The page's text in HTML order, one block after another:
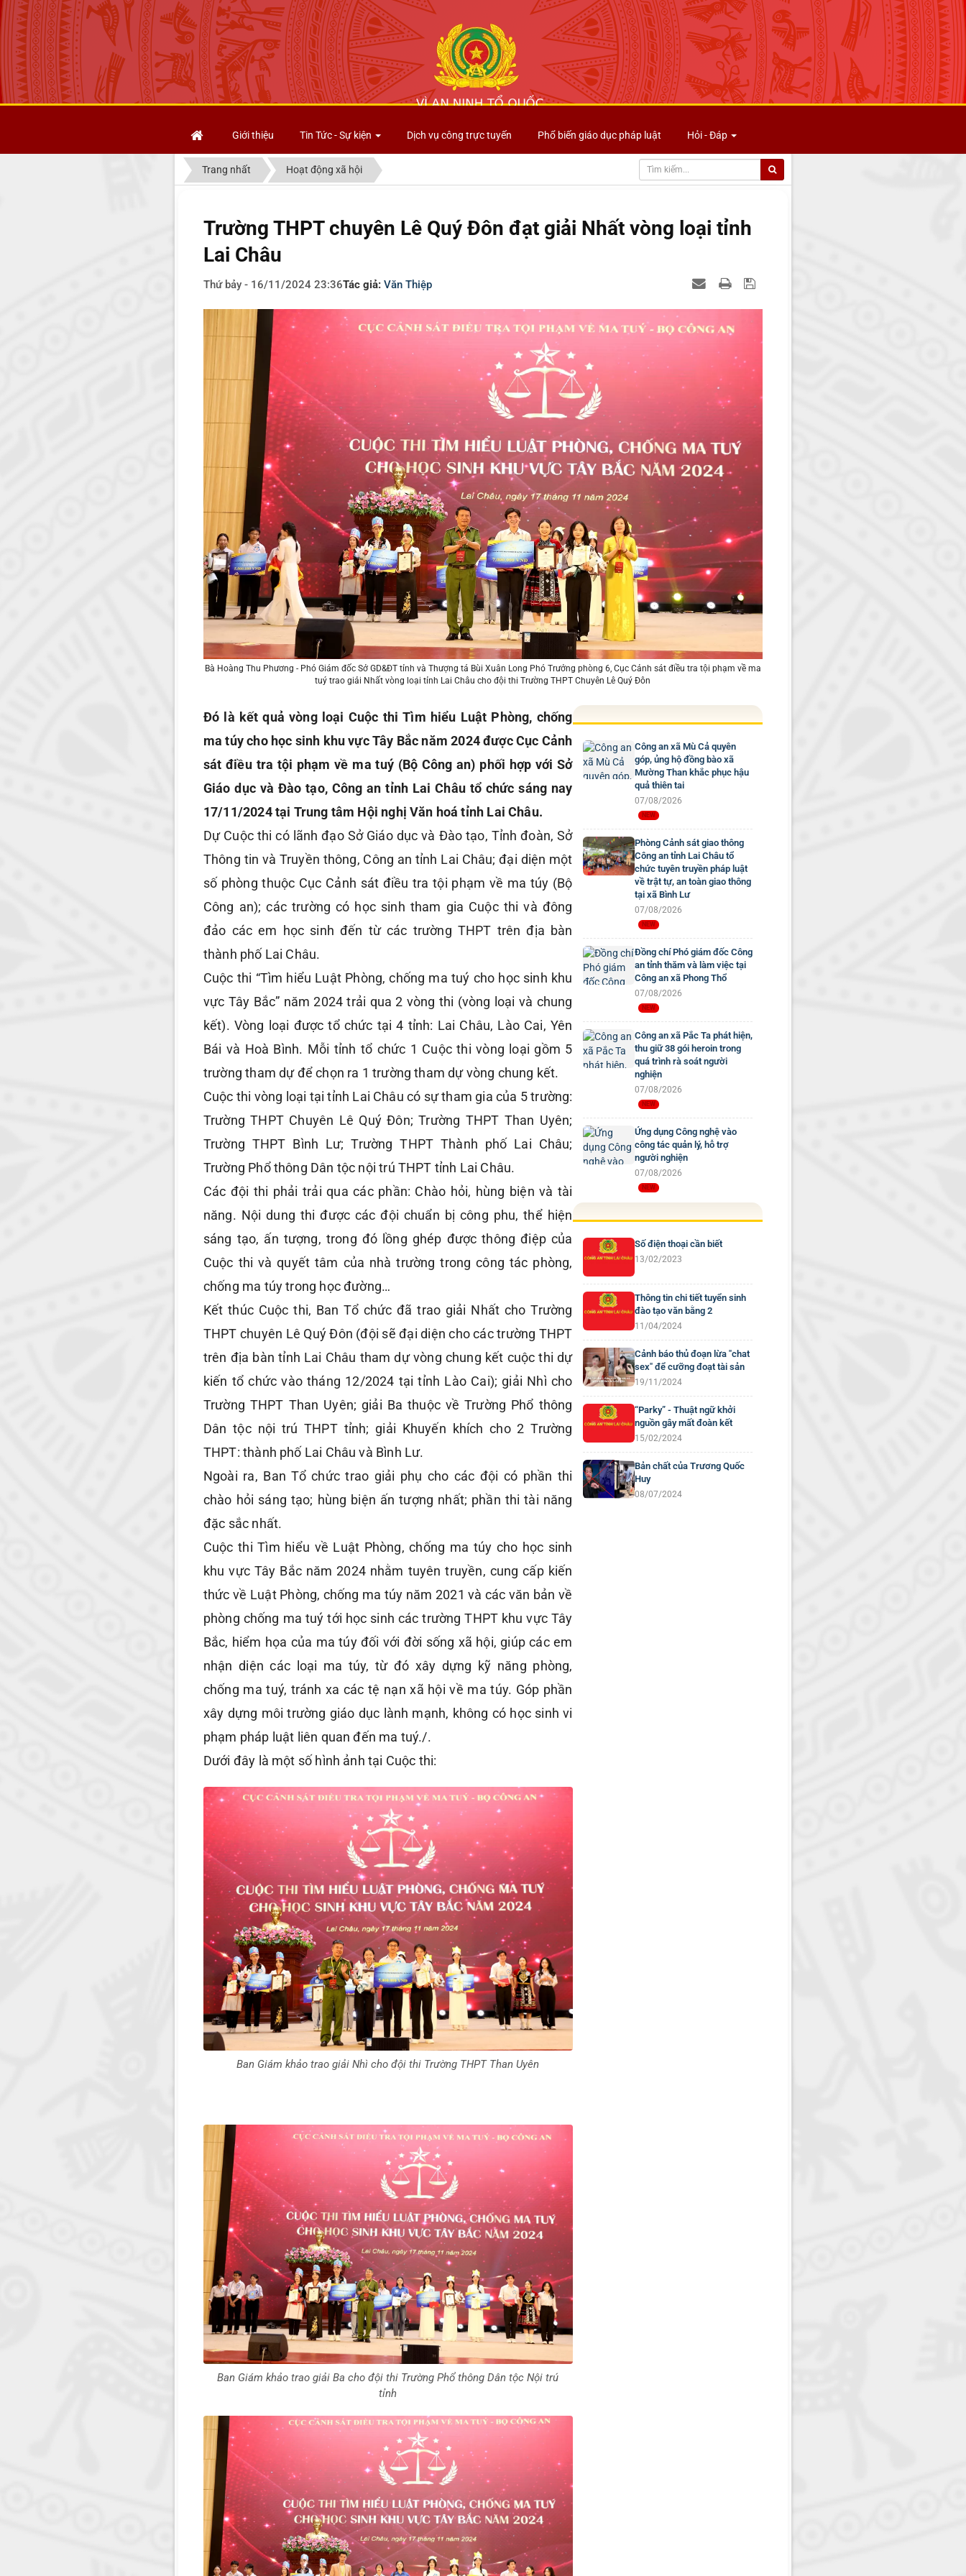
Giới thiệu
Tin Tức - Sự kiện Dịch vụ công trực tuyến Phổ biến giáo dục pháp luật Hỏi - Đáp
Trang nhất Hoạt động xã hội
Trường THPT chuyên Lê Quý Đôn đạt giải Nhất vòng loại tỉnh
Lai Châu
Thứ bảy - 16/11/2024 23:36Tác giả: Văn Thiệp
Bà Hoàng Thu Phương - Phó Giám đốc Sở GD&ĐT tỉnh và Thượng tá Bùi Xuân Long Phó Trưởng phòng 6, Cục Cảnh sát điều tra tội phạm về ma
tuý trao giải Nhất vòng loại tỉnh Lai Châu cho đội thi Trường THPT Chuyên Lê Quý Đôn
Đó là kết quả vòng loại Cuộc thi Tìm hiểu Luật Phòng, chống
ma túy cho học sinh khu vực Tây Bắc năm 2024 được Cục Cảnh
sát điều tra tội phạm về ma tuý (Bộ Công an) phối hợp với Sở
Giáo dục và Đào tạo, Công an tỉnh Lai Châu tổ chức sáng nay
17/11/2024 tại Trung tâm Hội nghị Văn hoá tỉnh Lai Châu.
Dự Cuộc thi có lãnh đạo Sở Giáo dục và Đào tạo, Tỉnh đoàn, Sở
Thông tin và Truyền thông, Công an tỉnh Lai Châu; đại diện một
số phòng thuộc Cục Cảnh sát điều tra tội phạm về ma túy (Bộ
Công an); các trường có học sinh tham gia Cuộc thi và đông
đảo các em học sinh đến từ các trường THPT trên địa bàn
thành phố Lai Châu.
Cuộc thi “Tìm hiểu Luật Phòng, chống ma tuý cho học sinh khu
vực Tây Bắc” năm 2024 trải qua 2 vòng thi (vòng loại và chung
kết). Vòng loại được tổ chức tại 4 tỉnh: Lai Châu, Lào Cai, Yên
Bái và Hoà Bình. Mỗi tỉnh tổ chức 1 Cuộc thi vòng loại gồm 5
trường tham dự để chọn ra 1 trường tham dự vòng chung kết.
Cuộc thi vòng loại tại tỉnh Lai Châu có sự tham gia của 5 trường:
Trường THPT Chuyên Lê Quý Đôn; Trường THPT Than Uyên;
Trường THPT Bình Lư; Trường THPT Thành phố Lai Châu;
Trường Phổ thông Dân tộc nội trú THPT tỉnh Lai Châu.
Các đội thi phải trải qua các phần: Chào hỏi, hùng biện và tài
năng. Nội dung thi được các đội chuẩn bị công phu, thể hiện
sáng tạo, ấn tượng, trong đó lồng ghép được thông điệp của
Cuộc thi và quyết tâm của nhà trường trong công tác phòng,
chống ma túy trong học đường…
Kết thúc Cuộc thi, Ban Tổ chức đã trao giải Nhất cho Trường
THPT chuyên Lê Quý Đôn (đội sẽ đại diện cho các trường THPT
trên địa bàn tỉnh Lai Châu tham dự vòng chung kết cuộc thi dự
kiến tổ chức vào tháng 12/2024 tại tỉnh Lào Cai); giải Nhì cho
Trường THPT Than Uyên; giải Ba thuộc về Trường Phổ thông
Dân tộc nội trú THPT tỉnh; giải Khuyến khích cho 2 Trường
THPT: thành phố Lai Châu và Bình Lư.
Ngoài ra, Ban Tổ chức trao giải phụ cho các đội có phần thi
chào hỏi sáng tạo; hùng biện ấn tượng nhất; phần thi tài năng
đặc sắc nhất.
Cuộc thi Tìm hiểu về Luật Phòng, chống ma túy cho học sinh
khu vực Tây Bắc năm 2024 nhằm tuyên truyền, cung cấp kiến
thức về Luật Phòng, chống ma túy năm 2021 và các văn bản về
phòng chống ma tuý tới học sinh các trường THPT khu vực Tây
Bắc, hiểm họa của ma túy đối với đời sống xã hội, giúp các em
nhận diện các loại ma túy, từ đó xây dựng kỹ năng phòng,
chống ma tuý, tránh xa các tệ nạn xã hội về ma túy. Góp phần
xây dựng môi trường giáo dục lành mạnh, không có học sinh vi
phạm pháp luật liên quan đến ma tuý./.
Dưới đây là một số hình ảnh tại Cuộc thi:
Ban Giám khảo trao giải Nhì cho đội thi Trường THPT Than Uyên
Ban Giám khảo trao giải Ba cho đội thi Trường Phổ thông Dân tộc Nội trú
tỉnh
Công an xã Mù Cả quyên
góp, ủng hộ đồng bào xã
Mường Than khắc phục hậu
quả thiên tai
07/08/2026
Phòng Cảnh sát giao thông
Công an tỉnh Lai Châu tổ
chức tuyên truyền pháp luật
về trật tự, an toàn giao thông
tại xã Bình Lư
07/08/2026
Đồng chí Phó giám đốc Công
an tỉnh thăm và làm việc tại
Công an xã Phong Thổ
07/08/2026
Công an xã Pắc Ta phát hiện,
thu giữ 38 gói heroin trong
quá trình rà soát người
nghiện
07/08/2026
Ứng dụng Công nghệ vào
công tác quản lý, hỗ trợ
người nghiện
07/08/2026
Số điện thoại cần biết
13/02/2023
Thông tin chi tiết tuyển sinh
đào tạo văn bằng 2
11/04/2024
Cảnh báo thủ đoạn lừa "chat
sex" để cưỡng đoạt tài sản
19/11/2024
“Parky” - Thuật ngữ khởi
nguồn gây mất đoàn kết
15/02/2024
Bản chất của Trương Quốc
Huy
08/07/2024